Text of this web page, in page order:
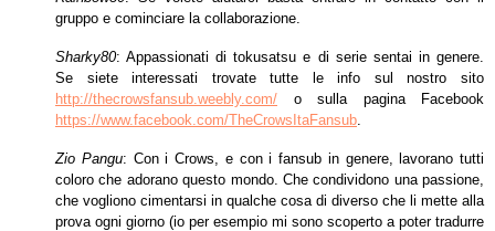
gruppo e cominciare la collaborazione.
Sharky80: Appassionati di tokusatsu e di serie sentai in genere.
Se siete interessati trovate tutte le info sul nostro sito
http://thecrowsfansub.weebly.com/ o sulla pagina Facebook
https://www.facebook.com/TheCrowsItaFansub
Zio Pangu: Con i Crows, e con i fansub in genere, lavorano tutti
coloro che adorano questo mondo. Che condividono una passione,
che vogliono cimentarsi in qualche cosa di diverso che li mette alla
prova ogni giorno (io per esempio mi sono scoperto a poter tradurre